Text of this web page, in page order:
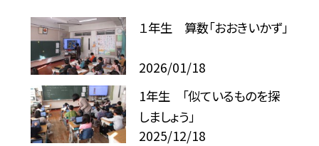
１年生 算数「おおきいかず」
2026/01/18
1年生 「似ているものを探
しましょう」
2025/12/18